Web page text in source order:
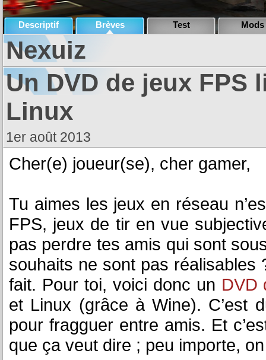
Descriptif Brèves Test Mods
Nexuiz
Un DVD de jeux
Linux
1er août 2013
Cher(e) joueur(se), cher gamer,
Tu aimes les jeux en réseau
FPS, jeux de tir en vue
pas perdre tes amis qui sont
souhaits ne sont pas réalisables
fait. Pour toi, voici donc un DVD
et Linux (grâce à Wine). C’est
pour fragguer entre amis. Et
que ça veut dire ; peu importe, on